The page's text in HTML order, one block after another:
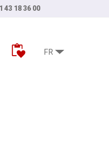
43 18 36 00
FR